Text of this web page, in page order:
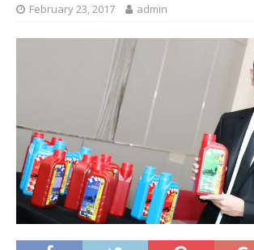
February 23, 2017 admin